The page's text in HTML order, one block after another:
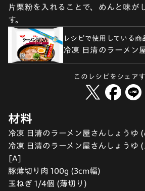
片栗粉を入れることで、めんと味が
す。
レシピで使用している商
冷凍 日清のラーメン
このレシピをシェア
材料
冷凍 日清のラーメン屋さんしょうゆ (
冷凍 日清のラーメン屋さんしょうゆ
[A]
豚薄切り肉 100g (3cm幅)
玉ねぎ 1/4個 (薄切り)